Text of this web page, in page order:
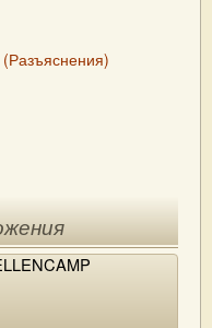
(Разъяснения)